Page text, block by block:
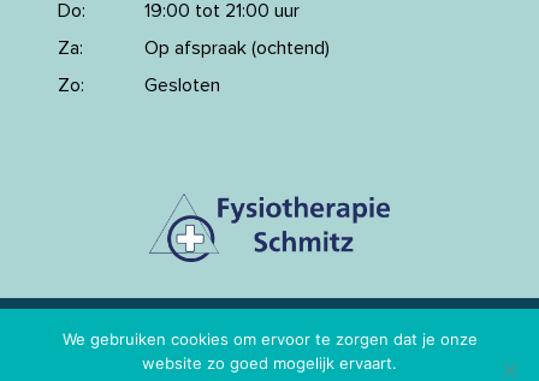
Do:
19:00 tot 21:00 uur
Za:
Op afspraak (ochtend)
Zo:
Gesloten
Copyright 2026 Fysiotherapie Schmitz - T. +3153
572 17 63 | E.info@fysiotherapieschmitz.nl
We gebruiken cookies om ervoor te zorgen dat je onze
website zo goed mogelijk ervaart.